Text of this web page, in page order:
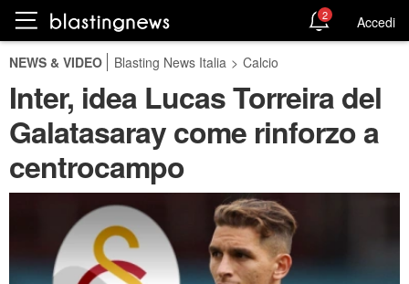
2 Accedi
NEWS & VIDEO Blasting News Italia > Calcio
Inter, idea Lucas Torreira del
Galatasaray come rinforzo a
centrocampo